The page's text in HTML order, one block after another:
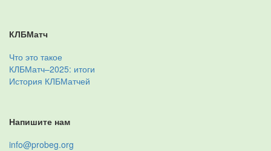
КЛБМатч
Что это такое
КЛБМатч–2025: итоги
История КЛБМатчей
Напишите нам
info@probeg.org